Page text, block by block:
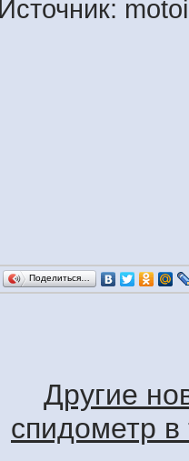
Источник:
Поделиться…
Другие
спидометр в